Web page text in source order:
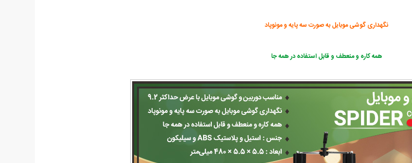
نگهداری گوشی موبایل به صورت سه پایه و مونوپاد
همه کاره و منعطف و قابل استفاده در همه جا